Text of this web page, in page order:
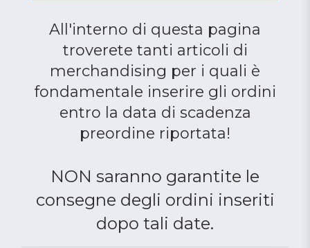
All'interno di questa pagina
troverete tanti articoli di
merchandising per i quali è
fondamentale inserire gli ordini
entro la data di scadenza
preordine riportata!
NON saranno garantite le
consegne degli ordini inseriti
dopo tali date.